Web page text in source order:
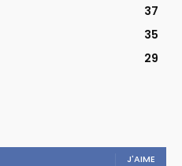
37
35
29
J'AIME